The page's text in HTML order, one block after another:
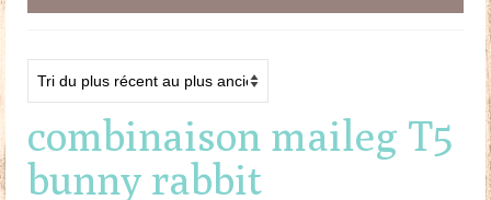
Maileg
Poupées
Doudous
combinaison maileg T5
bunny rabbit